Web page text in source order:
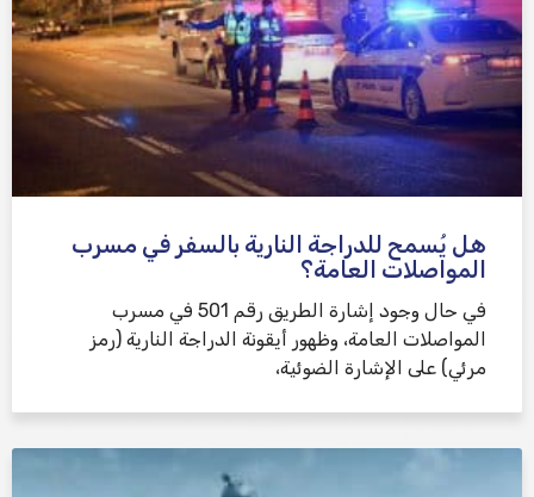
هل يُسمح للدراجة النارية بالسفر في مسرب
المواصلات العامة؟
في حال وجود إشارة الطريق رقم 501 في مسرب
المواصلات العامة، وظهور أيقونة الدراجة النارية (رمز
مرئي) على الإشارة الضوئية،